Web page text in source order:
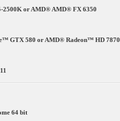
or AMD® AMD® FX 6350
GTX 580 or AMD® Radeon™ HD 7870
64 bit